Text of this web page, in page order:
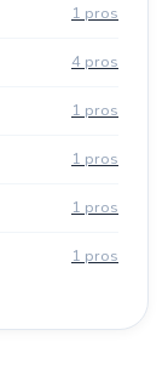
1 pros
4 pros
1 pros
1 pros
1 pros
1 pros